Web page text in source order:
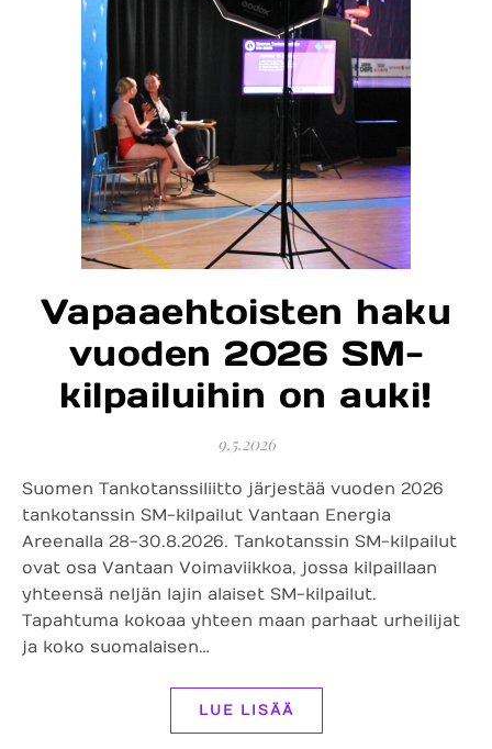
Vapaaehtoisten haku
vuoden 2026 SM-
kilpailuihin on auki!
9.5.2026
Suomen Tankotanssiliitto järjestää vuoden 2026
tankotanssin SM-kilpailut Vantaan Energia
Areenalla 28-30.8.2026. Tankotanssin SM-kilpailut
ovat osa Vantaan Voimaviikkoa, jossa kilpaillaan
yhteensä neljän lajin alaiset SM-kilpailut.
Tapahtuma kokoaa yhteen maan parhaat urheilijat
ja koko suomalaisen…
LUE LISÄÄ